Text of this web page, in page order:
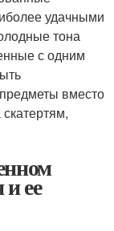
удачными
тона
с одним
вместо
ее